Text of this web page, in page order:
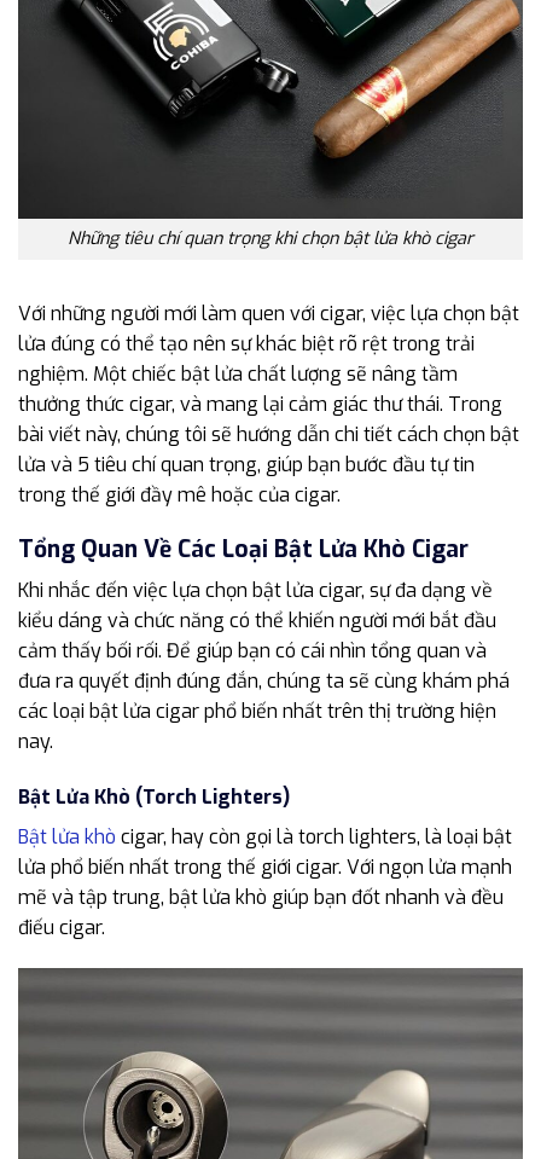
Những tiêu chí quan trọng khi chọn bật lửa khò cigar
Với những người mới làm quen với cigar, việc lựa chọn bật
lửa đúng có thể tạo nên sự khác biệt rõ rệt trong trải
nghiệm. Một chiếc bật lửa chất lượng sẽ nâng tầm
thưởng thức cigar, và mang lại cảm giác thư thái. Trong
bài viết này, chúng tôi sẽ hướng dẫn chi tiết cách chọn bật
lửa và 5 tiêu chí quan trọng, giúp bạn bước đầu tự tin
trong thế giới đầy mê hoặc của cigar.
Tổng Quan Về Các Loại Bật Lửa Khò Cigar
Khi nhắc đến việc lựa chọn bật lửa cigar, sự đa dạng về
kiểu dáng và chức năng có thể khiến người mới bắt đầu
cảm thấy bối rối. Để giúp bạn có cái nhìn tổng quan và
đưa ra quyết định đúng đắn, chúng ta sẽ cùng khám phá
các loại bật lửa cigar phổ biến nhất trên thị trường hiện
nay.
Bật Lửa Khò (Torch Lighters)
Bật lửa khò cigar, hay còn gọi là torch lighters, là loại bật
lửa phổ biến nhất trong thế giới cigar. Với ngọn lửa mạnh
mẽ và tập trung, bật lửa khò giúp bạn đốt nhanh và đều
điếu cigar.